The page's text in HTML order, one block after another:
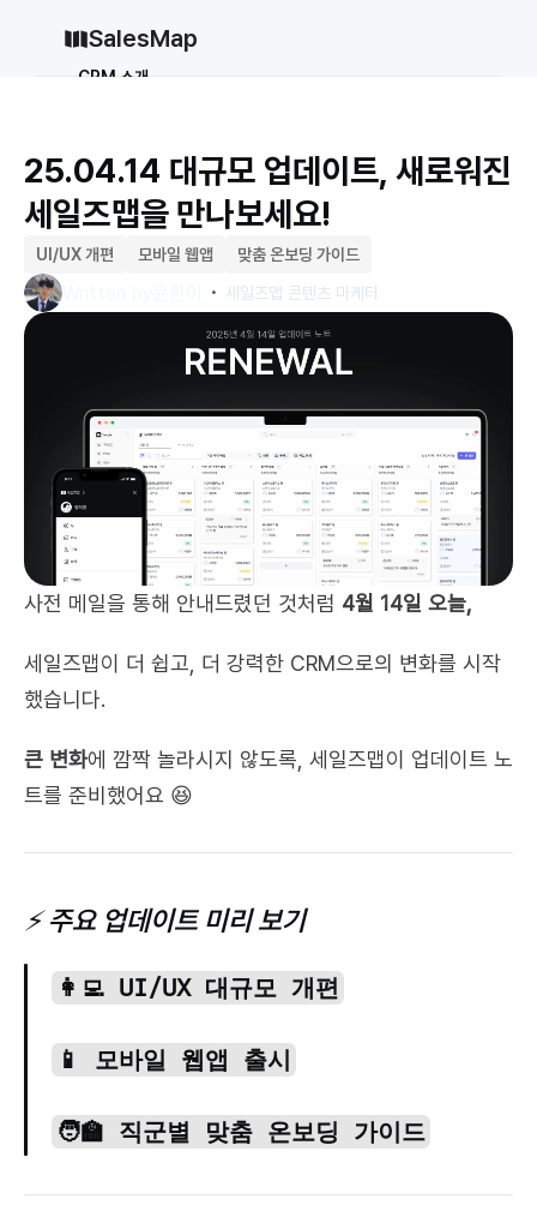
SalesMap
로그인 무료로 시작하기
vs 세일즈포스 vs 허브스팟
vs 파이프드라이브 vs 먼데이닷컴
CRM 소개
솔루션
why CRM
로그인 무료로 시작하기
25.04.14 대규모 업데이트, 새로워진
세일즈맵을 만나보세요!
UI/UX 개편 모바일 웹앱 맞춤 온보딩 가이드
・ 세일즈맵 콘텐츠 마케터
사전 메일을 통해 안내드렸던 것처럼 4월 14일 오늘,
세일즈맵이 더 쉽고, 더 강력한 CRM으로의 변화를 시작
했습니다.
큰 변화에 깜짝 놀라시지 않도록, 세일즈맵이 업데이트 노
트를 준비했어요 😆
⚡️ 주요 업데이트 미리 보기
👩‍💻 UI/UX 대규모 개편
📱 모바일 웹앱 출시
🧑‍🏫 직군별 맞춤 온보딩 가이드